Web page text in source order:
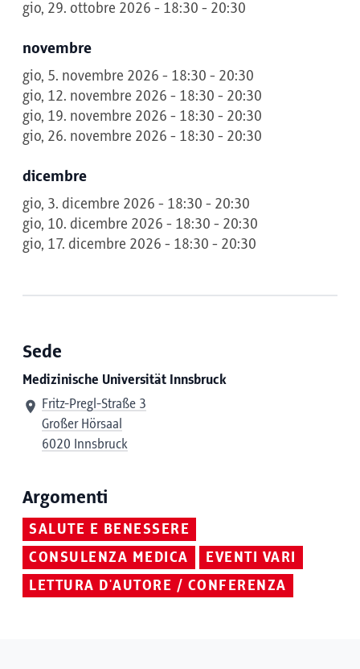
gio, 29. ottobre 2026 - 18:30 - 20:30
novembre
gio, 5. novembre 2026 - 18:30 - 20:30
gio, 12. novembre 2026 - 18:30 - 20:30
gio, 19. novembre 2026 - 18:30 - 20:30
gio, 26. novembre 2026 - 18:30 - 20:30
dicembre
gio, 3. dicembre 2026 - 18:30 - 20:30
gio, 10. dicembre 2026 - 18:30 - 20:30
gio, 17. dicembre 2026 - 18:30 - 20:30
Sede
Medizinische Universität Innsbruck
Fritz-Pregl-Straße 3
Großer Hörsaal
6020 Innsbruck
Argomenti
SALUTE E BENESSERE
CONSULENZA MEDICA
EVENTI VARI
LETTURA D'AUTORE / CONFERENZA